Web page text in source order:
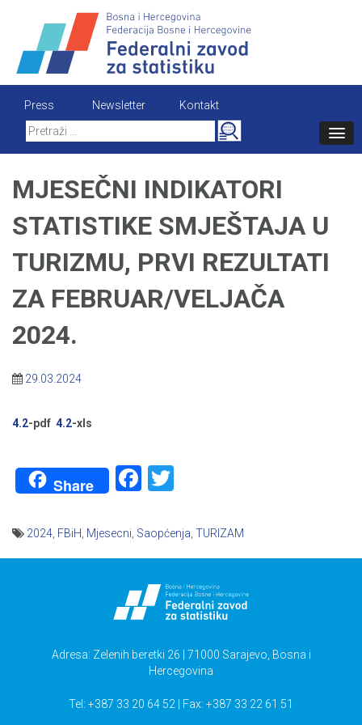
content
Press Newsletter
Kontakt
Search
for:
MJESEČNI INDIKATORI
STATISTIKE SMJEŠTAJA U
TURIZMU, PRVI REZULTATI
ZA FEBRUAR/VELJAČA
2024.
29.03.2024
4.2-pdf 4.2-xls
Share Facebook
2024 FBiH Mjesecni Saopćenja TURIZAM
Adresa: Zelenih beretki 26 | 71000 Sarajevo, Bosna i
Hercegovina
Tel: +387 33 20 64 52 | Fax: +387 33 22 61 51